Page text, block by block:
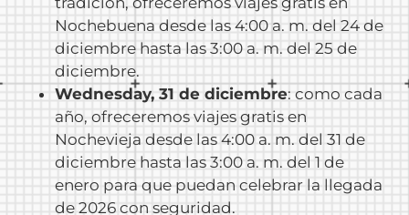
Nochebuena desde las 4:00 a. m. del 24 de
diciembre hasta las 3:00 a. m. del 25 de
diciembre.
Wednesday, 31 de diciembre: como cada
año, ofreceremos viajes gratis en
Nochevieja desde las 4:00 a. m. del 31 de
diciembre hasta las 3:00 a. m. del 1 de
enero para que puedan celebrar la llegada
de 2026 con seguridad.